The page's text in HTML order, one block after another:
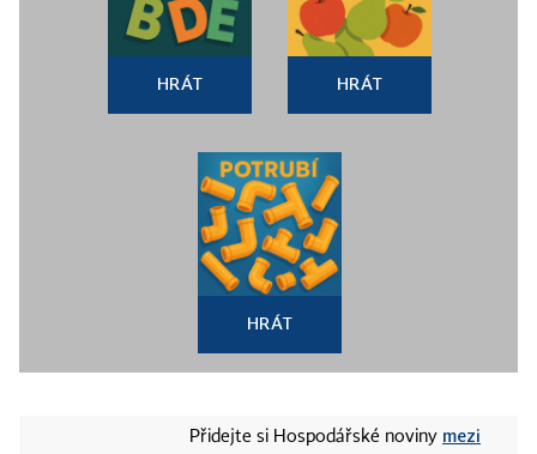
HRÁT HRÁT
HRÁT
Přidejte si Hospodářské noviny mezi